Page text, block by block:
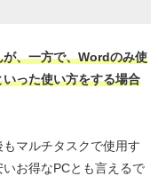
、一方で、Wordのみ使
った使い方をする場合
マルチタスクで使用す
お得なPCとも言えるで